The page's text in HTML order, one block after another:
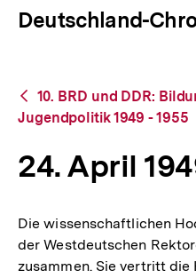
2000
Deutschland-
Zurück
zur
Übersicht
10. BRD und DDR:
Jugendpolitik 1949 - 1955
24. April
Die wissenschaftlichen
der Westdeutschen
zusammen. Sie vertritt